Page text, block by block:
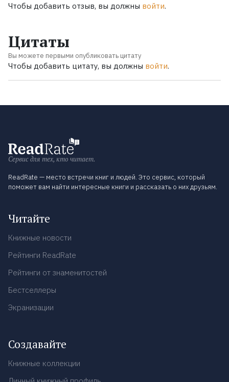
Чтобы добавить отзыв, вы должны войти.
Цитаты
Вы можете первыми опубликовать цитату
Чтобы добавить цитату, вы должны войти.
Сервис для тех, кто читает.
ReadRate — место встречи книг и людей. Это сервис, который
поможет вам найти интересные книги и рассказать о них друзьям.
Читайте
Книжные новости
Рейтинги ReadRate
Рейтинги от знаменитостей
Бестселлеры
Экранизации
Создавайте
Книжные коллекции